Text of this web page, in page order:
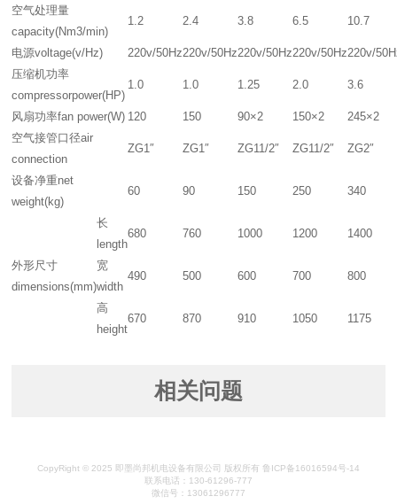
空气处理量
capacity(Nm3/min)
1.2 2.4 3.8 6.5 10.7
电源voltage(v/Hz) 220v/50Hz220v/50Hz220v/50Hz220v/50Hz220v/
压缩机功率
compressorpower(HP)
1.0 1.0 1.25 2.0 3.6
风扇功率fan power(W) 120 150 90×2 150×2
245×2
空气接管口径air
connection
ZG1″ ZG1″ ZG11/2″ ZG11/2″ ZG2″
设备净重net
weight(kg)
60 90 150 250 340
外形尺寸
dimensions(mm)
长
length
680 760 1000 1200 1400
宽
width
490 500 600 700 800
高
height
670 870 910 1050 1175
相关问题
CopyRight © 2025 即墨尚邦机电设备有限公司 版权所有 鲁ICP备16016594号-14
联系电话：130-61296-777
微信号：13061296777